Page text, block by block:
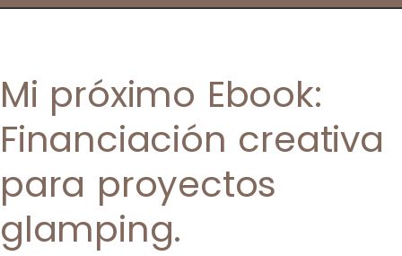
Mi próximo Ebook:
Financiación creativa
para proyectos
glamping.